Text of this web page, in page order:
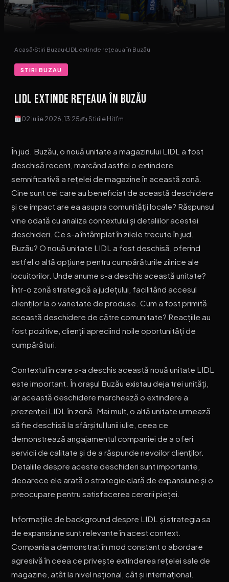
Acasă›Stiri Buzau›LIDL extinde rețeaua în Buzău
STIRI BUZAU
LIDL extinde rețeaua în Buzău
02 iulie 2026, 13:25✍ Stirile Hitfm
În jud. Buzău, o nouă unitate a magazinului LIDL a fost
deschisă recent, marcând astfel o extindere
semnificativă a rețelei de magazine în această zonă.
Cine sunt cei care au beneficiat de această deschidere
și ce impact are ea asupra comunității locale? Răspunsul
vine odată cu analiza contextului și detaliilor acestei
deschideri. Ce s-a întâmplat în zilele trecute în jud.
Buzău? O nouă unitate LIDL a fost deschisă, oferind
astfel o altă opțiune pentru cumpărăturile zilnice ale
locuitorilor. Unde anume s-a deschis această unitate?
Într-o zonă strategică a județului, facilitând accesul
clienților la o varietate de produse. Cum a fost primită
această deschidere de către comunitate? Reacțiile au
fost pozitive, clienții apreciind noile oportunități de
cumpărături.
Contextul în care s-a deschis această nouă unitate LIDL
este important. În orașul Buzău existau deja trei unități,
iar această deschidere marchează o extindere a
prezenței LIDL în zonă. Mai mult, o altă unitate urmează
să fie deschisă la sfârșitul lunii iulie, ceea ce
demonstrează angajamentul companiei de a oferi
servicii de calitate și de a răspunde nevoilor clienților.
Detaliile despre aceste deschideri sunt importante,
deoarece ele arată o strategie clară de expansiune și o
preocupare pentru satisfacerea cererii pieței.
Informațiile de background despre LIDL și strategia sa
de expansiune sunt relevante în acest context.
Compania a demonstrat în mod constant o abordare
agresivă în ceea ce privește extinderea rețelei sale de
magazine, atât la nivel național, cât și internațional.